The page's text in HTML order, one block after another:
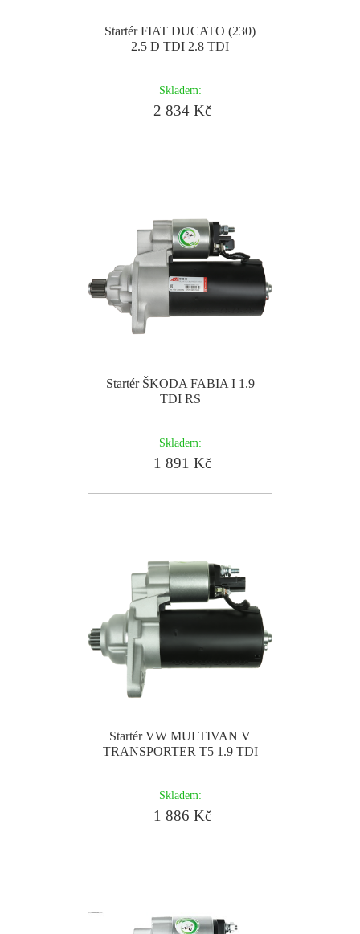
Startér FIAT DUCATO (230)
2.5 D TDI 2.8 TDI
Skladem:
2 834 Kč
Startér ŠKODA FABIA I 1.9
TDI RS
Skladem:
1 891 Kč
Startér VW MULTIVAN V
TRANSPORTER T5 1.9 TDI
Skladem:
1 886 Kč